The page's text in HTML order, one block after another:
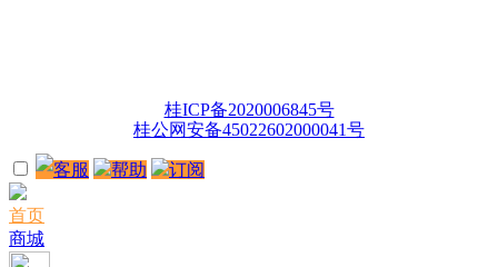
桂ICP备2020006845号
桂公网安备45022602000041号
客服 帮助 订阅
首页
商城